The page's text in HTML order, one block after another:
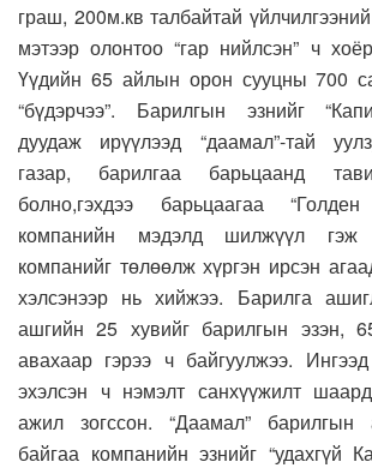
граш, 200м.кв талбайтай
мэтээр олонтоо “гар нийлсэн” ч
Үүдийн 65 айлын орон сууцны 700
“бүдэрчээ”. Барилгын эзнийг
дуудаж ирүүлээд “даамал”-тай
газар, барилгаа барьцаанд
болно,гэхдээ барьцаагаа
компанийн мэдэлд шилжүүл гэж
компанийг төлөөлж хүргэн ирсэн
хэлсэнээр нь хийжээ. Барилга
ашгийн 25 хувийг барилгын эзэн,
авахаар гэрээ ч байгуулжээ.
эхэлсэн ч нэмэлт санхүүжилт
ажил зогссон. “Даамал” барилгын
байгаа компанийн эзнийг “удахгүй